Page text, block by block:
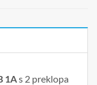
1As 2 preklopa